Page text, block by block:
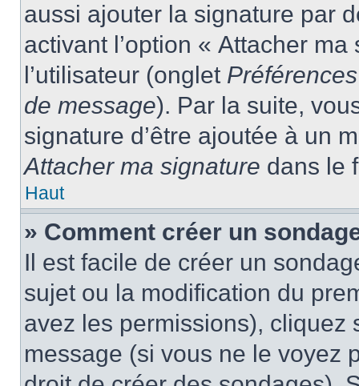
aussi ajouter la signature par
activant l’option « Attacher
l’utilisateur (onglet
de message). Par la suite,
signature d’être ajoutée à un
Attacher ma signature dans le
Haut
» Comment créer un
Il est facile de créer un
sujet ou la modification du
avez les permissions), cliquez
message (si vous ne le voyez